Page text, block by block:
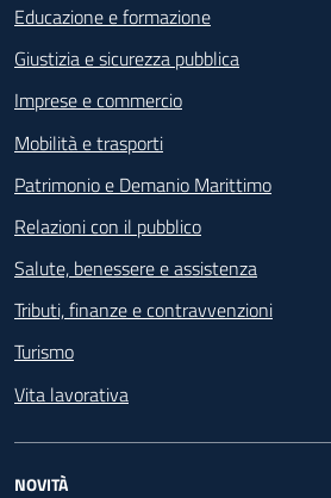
Educazione e formazione
Giustizia e sicurezza pubblica
Imprese e commercio
Mobilità e trasporti
Patrimonio e Demanio Marittimo
Relazioni con il pubblico
Salute, benessere e assistenza
Tributi, finanze e contravvenzioni
Turismo
Vita lavorativa
NOVITÀ